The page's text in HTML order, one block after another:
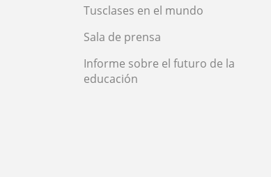
Tusclases en el mundo
Sala de prensa
Informe sobre el futuro de la
educación